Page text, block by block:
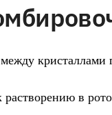
кристаллами
в